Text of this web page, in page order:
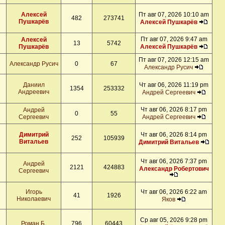
Алексей
Пушкарёв
482 273741
Пт авг 07, 2026 10:10 am
Алексей Пушкарёв
Алексей
Пушкарёв
13 5742
Пт авг 07, 2026 9:47 am
Алексей Пушкарёв
Александр Русич 0 67
Пт авг 07, 2026 12:15 am
Александр Русич
Даниил
Андреевич
1354 253332
Чт авг 06, 2026 11:19 pm
Андрей Сергеевич
Андрей
Сергеевич
0 55
Чт авг 06, 2026 8:17 pm
Андрей Сергеевич
Димитрий
Витальев
252 105939
Чт авг 06, 2026 8:14 pm
Димитрий Витальев
Андрей
Сергеевич
2121 424883
Чт авг 06, 2026 7:37 pm
Александр Робертович
Игорь
Николаевич
41 1926
Чт авг 06, 2026 6:22 am
Яков
Роман Б. 796 60443
Ср авг 05, 2026 9:28 pm